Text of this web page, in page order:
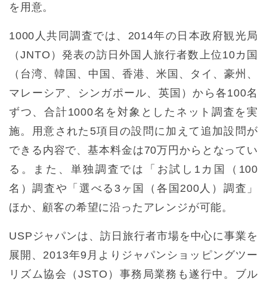
を用意。
1000人共同調査では、2014年の日本政府観光局
（JNTO）発表の訪日外国人旅行者数上位10カ国
（台湾、韓国、中国、香港、米国、タイ、豪州、
マレーシア、シンガポール、英国）から各100名
ずつ、合計1000名を対象としたネット調査を実
施。用意された5項目の設問に加えて追加設問が
できる内容で、基本料金は70万円からとなってい
る。また、単独調査では「お試し1カ国（100
名）調査や「選べる3ヶ国（各国200人）調査」
ほか、顧客の希望に沿ったアレンジが可能。
USPジャパンは、訪日旅行者市場を中心に事業を
展開、2013年9月よりジャパンショッピングツー
リズム協会（JSTO）事務局業務も遂行中。ブル